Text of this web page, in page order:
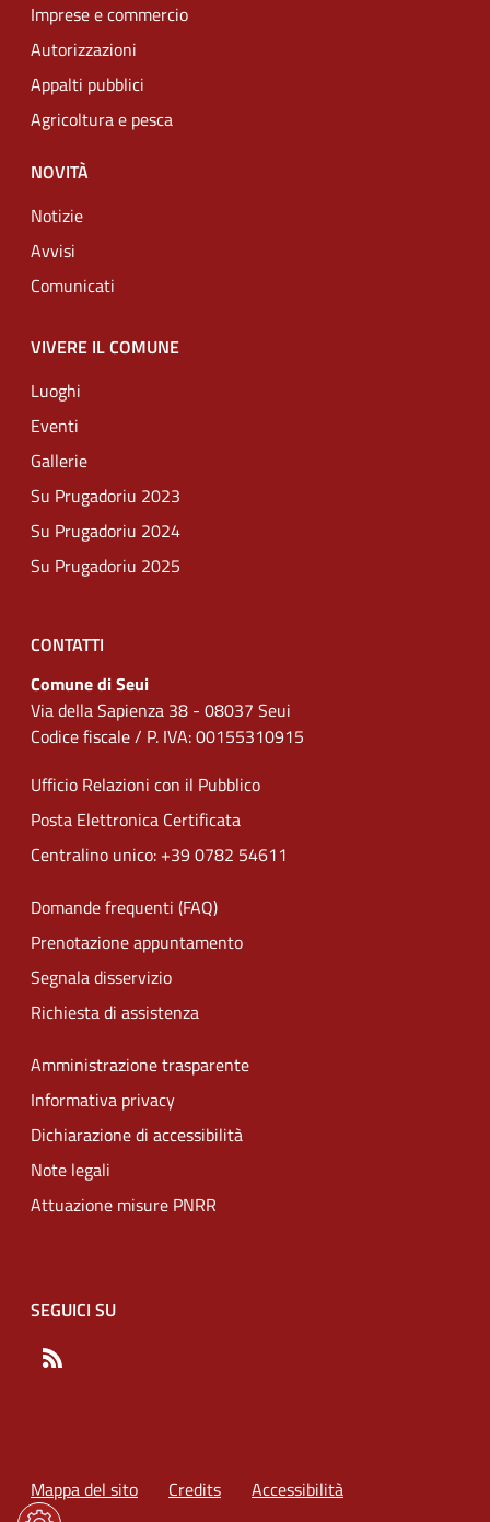
Imprese e commercio
Autorizzazioni
Appalti pubblici
Agricoltura e pesca
NOVITÀ
Notizie
Avvisi
Comunicati
VIVERE IL COMUNE
Luoghi
Eventi
Gallerie
Su Prugadoriu 2023
Su Prugadoriu 2024
Su Prugadoriu 2025
CONTATTI
Comune di Seui
Via della Sapienza 38 - 08037 Seui
Codice fiscale / P. IVA: 00155310915
Ufficio Relazioni con il Pubblico
Posta Elettronica Certificata
Centralino unico: +39 0782 54611
Domande frequenti (FAQ)
Prenotazione appuntamento
Segnala disservizio
Richiesta di assistenza
Amministrazione trasparente
Informativa privacy
Dichiarazione di accessibilità
Note legali
Attuazione misure PNRR
SEGUICI SU
Mappa del sito Credits Accessibilità